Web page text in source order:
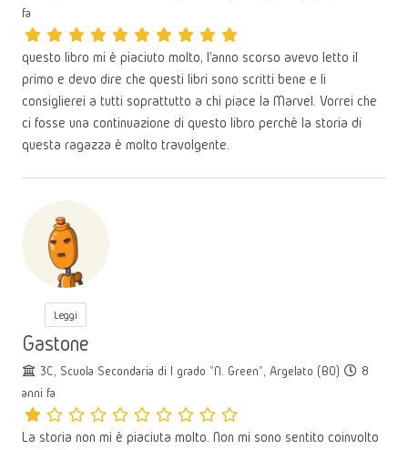
fa
questo libro mi è piaciuto molto, l'anno scorso avevo letto il
primo e devo dire che questi libri sono scritti bene e li
consiglierei a tutti soprattutto a chi piace la Marvel. Vorrei che
ci fosse una continuazione di questo libro perchè la storia di
questa ragazza è molto travolgente.
Leggi
Gastone
3C, Scuola Secondaria di I grado "N. Green", Argelato (BO)
8
anni fa
La storia non mi è piaciuta molto. Non mi sono sentito coinvolto